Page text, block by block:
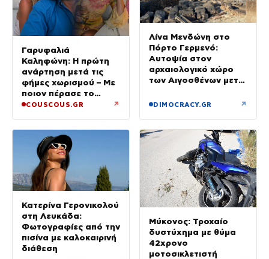
Γαρυφαλιά
Καληφώνη: Η πρώτη
ανάρτηση μετά τις
φήμες χωρισμού – Με
ποιον πέρασε το
τελευταίο βράδυ των
COUSCOUS.GR ↗
Λίνα Μενδώνη στο
Πόρτο Γερμενό:
Αυτοψία στον
αρχαιολογικό χώρο
των Αιγοσθένων μετά
DIMOCRACY.GR ↗
Κατερίνα Γερονικολού
στη Λευκάδα:
Φωτογραφίες από την
πισίνα με καλοκαιρινή
διάθεση
Μύκονος: Τροχαίο
δυστύχημα με θύμα
42χρονο
μοτοσικλετιστή